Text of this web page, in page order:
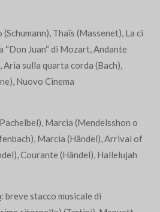
(Schumann), Thaïs (Massenet), La ci
“Don Juan“ di Mozart, Andante
sulla quarta corda (Bach),
Nuovo Cinema
Marcia (Mendelsshon o
Marcia (Händel), Arrival of
Courante (Händel), Hallelujah
: breve stacco musicale di